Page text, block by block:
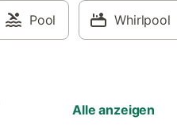
Pool Whirlpool
Alle anzeigen